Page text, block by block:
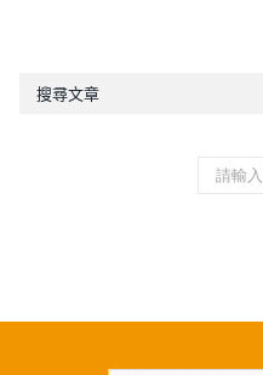
搜尋文章